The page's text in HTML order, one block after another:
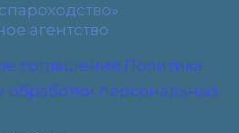
агентство
соглашение Политика
обработки персональных